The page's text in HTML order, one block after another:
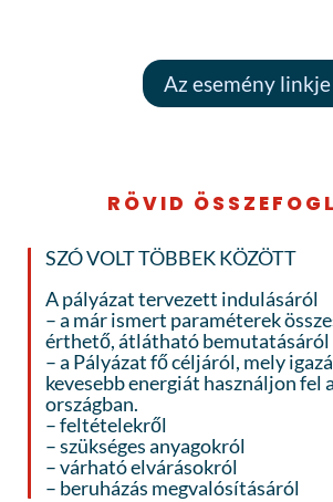
Az esemény linkje
RÖVID
SZÓ VOLT TÖBBEK KÖZÖTT
A pályázat tervezett indulásáról
– a már ismert paraméterek
érthető, átlátható bemutatásáról
– a Pályázat fő céljáról, mely
kevesebb energiát használjon fel
országban.
– feltételekről
– szükséges anyagokról
– várható elvárásokról
– beruházás megvalósításáról